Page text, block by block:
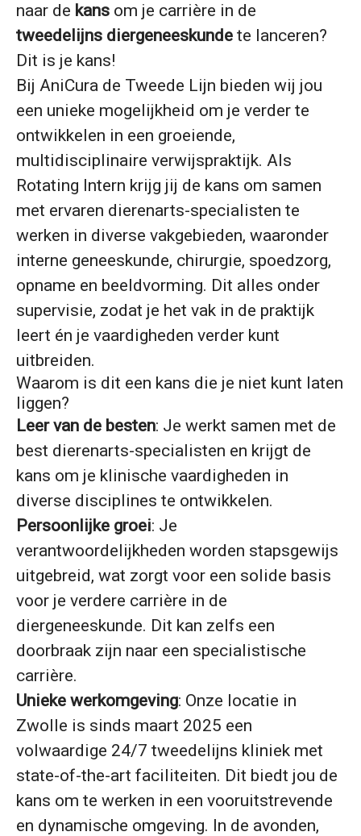
naar de kans om je carrière in de
tweedelijns diergeneeskunde te lanceren?
Dit is je kans!
Bij AniCura de Tweede Lijn bieden wij jou
een unieke mogelijkheid om je verder te
ontwikkelen in een groeiende,
multidisciplinaire verwijspraktijk. Als
Rotating Intern krijg jij de kans om samen
met ervaren dierenarts-specialisten te
werken in diverse vakgebieden, waaronder
interne geneeskunde, chirurgie, spoedzorg,
opname en beeldvorming. Dit alles onder
supervisie, zodat je het vak in de praktijk
leert én je vaardigheden verder kunt
uitbreiden.
Waarom is dit een kans die je niet kunt laten
liggen?
Leer van de besten: Je werkt samen met de
best dierenarts-specialisten en krijgt de
kans om je klinische vaardigheden in
diverse disciplines te ontwikkelen.
Persoonlijke groei: Je
verantwoordelijkheden worden stapsgewijs
uitgebreid, wat zorgt voor een solide basis
voor je verdere carrière in de
diergeneeskunde. Dit kan zelfs een
doorbraak zijn naar een specialistische
carrière.
Unieke werkomgeving: Onze locatie in
Zwolle is sinds maart 2025 een
volwaardige 24/7 tweedelijns kliniek met
state-of-the-art faciliteiten. Dit biedt jou de
kans om te werken in een vooruitstrevende
en dynamische omgeving. In de avonden,